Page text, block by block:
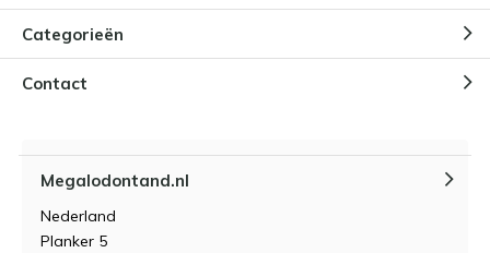
Categorieën
Contact
Megalodontand.nl
Nederland
Planker 5